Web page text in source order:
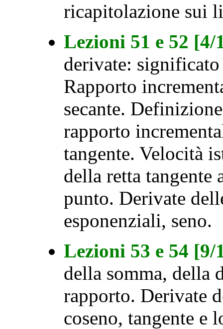
ricapitolazione sui
Lezioni 51 e 52
derivate:
Rapporto
secante.
rapporto
tangente. Velocità
della retta
punto. Derivate
esponenziali, seno.
Lezioni 53 e 54
della somma, della
rapporto. Derivate
coseno, tangente e